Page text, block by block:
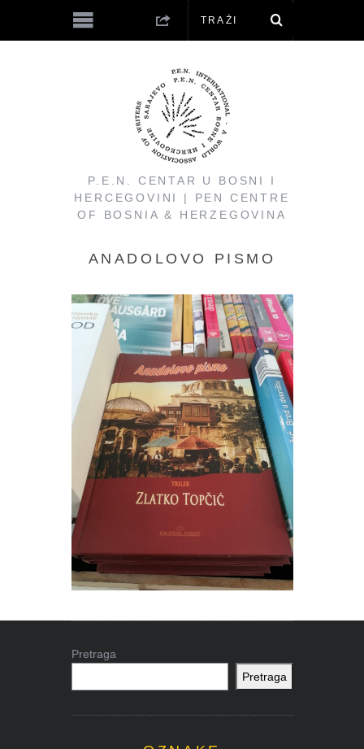
P.E.N. CENTAR U BOSNI I
HERCEGOVINI | PEN CENTRE
OF BOSNIA & HERZEGOVINA
ANADOLOVO PISMO
Pretraga
Pretraga